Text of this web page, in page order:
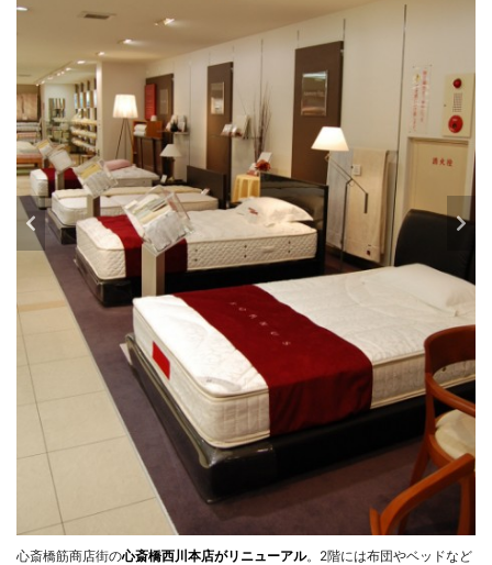
心斎橋筋商店街の心斎橋西川本店がリニューアル。2階には布団やベッドなど